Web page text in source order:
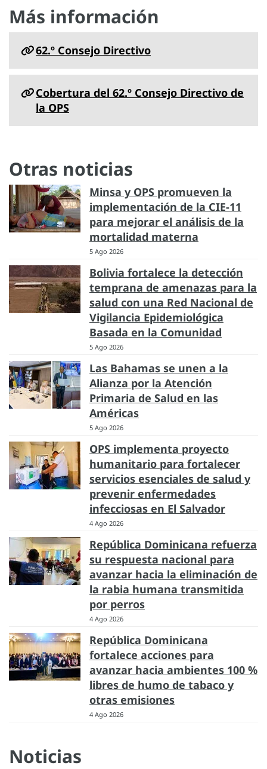
Más información
62.º Consejo Directivo
Cobertura del 62.º Consejo Directivo de
la OPS
Otras noticias
Minsa y OPS promueven la
implementación de la CIE-11
para mejorar el análisis de la
mortalidad materna
5 Ago 2026
Bolivia fortalece la detección
temprana de amenazas para la
salud con una Red Nacional de
Vigilancia Epidemiológica
Basada en la Comunidad
5 Ago 2026
Las Bahamas se unen a la
Alianza por la Atención
Primaria de Salud en las
Américas
5 Ago 2026
OPS implementa proyecto
humanitario para fortalecer
servicios esenciales de salud y
prevenir enfermedades
infecciosas en El Salvador
4 Ago 2026
República Dominicana refuerza
su respuesta nacional para
avanzar hacia la eliminación de
la rabia humana transmitida
por perros
4 Ago 2026
República Dominicana
fortalece acciones para
avanzar hacia ambientes 100 %
libres de humo de tabaco y
otras emisiones
4 Ago 2026
Noticias